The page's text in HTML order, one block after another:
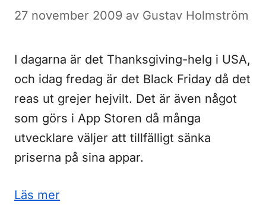
27 november 2009 av Gustav Holmström
I dagarna är det Thanksgiving-helg i USA,
och idag fredag är det Black Friday då det
reas ut grejer hejvilt. Det är även något
som görs i App Storen då många
utvecklare väljer att tillfälligt sänka
priserna på sina appar.
Läs mer